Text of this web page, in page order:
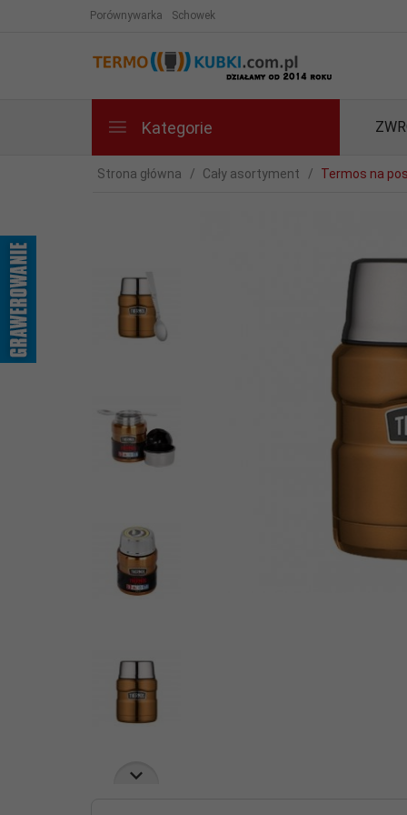
Porównywarka Schowek
Kategorie
Strona główna Cały asortyment Termos na